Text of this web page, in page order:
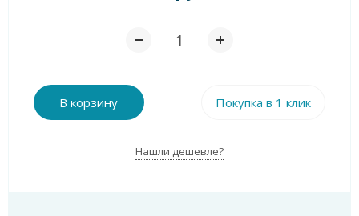
В корзину Покупка в 1 клик
Нашли дешевле?